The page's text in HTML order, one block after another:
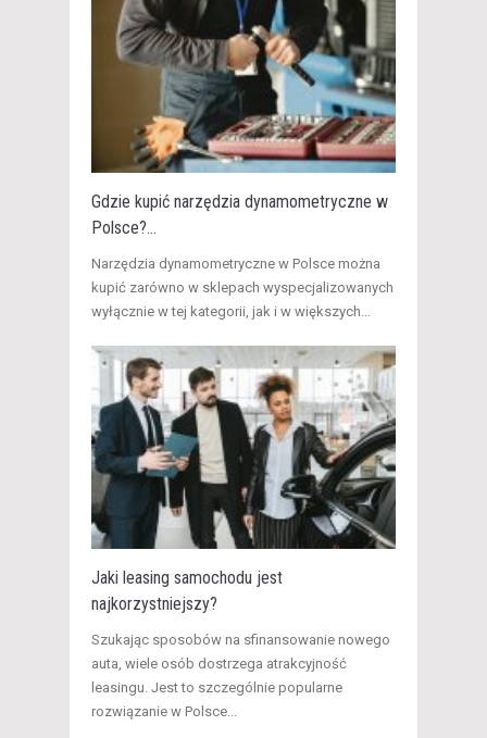
Gdzie kupić narzędzia dynamometryczne w
Polsce?...
​Narzędzia dynamometryczne w Polsce można
kupić zarówno w sklepach wyspecjalizowanych
wyłącznie w tej kategorii, jak i w większych...
Jaki leasing samochodu jest
najkorzystniejszy?
Szukając sposobów na sfinansowanie nowego
auta, wiele osób dostrzega atrakcyjność
leasingu. Jest to szczególnie popularne
rozwiązanie w Polsce...